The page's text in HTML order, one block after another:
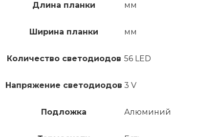
Длина планки мм
Ширина планки мм
Количество светодиодов 56 LED
Напряжение светодиодов 3 V
Подложка Алюминий